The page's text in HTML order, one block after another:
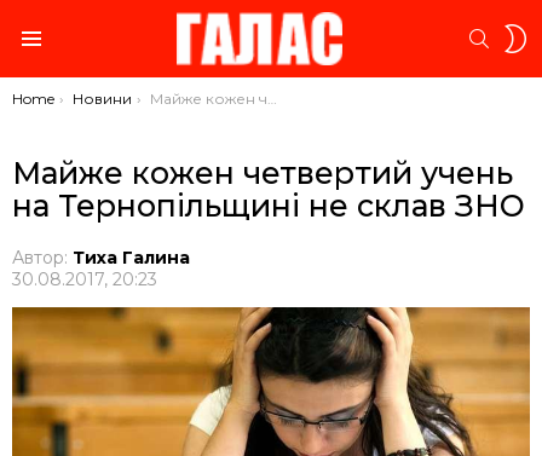
You are here:
Home Новини Майже кожен четвертий учень на Тернопільщині не склав ЗНО
Майже кожен четвертий учень
на Тернопільщині не склав ЗНО
Автор: Тиха Галина
30.08.2017, 20:23